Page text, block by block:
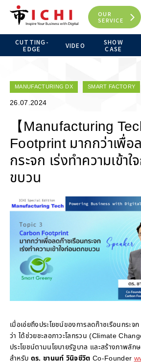
OUR
SERVICE
CUTTING-
EDGE
VIDEO
SHOW
CASE
MANUFACTURING DX SMART FACTORY
26.07.2024
【Manufacturing
Footprint มากกว่าเพื่อ
กระจก เร่งทำความเข้า
ขบวน
เมื่อเอ่ยถึงประโยชน์ของการลดก๊าซเรือนกระจ
ว่า ได้ช่วยชะลอภาวะโลกรวน (Climate
ประโยชน์ตามนโยบายรัฐบาล และสร้างภาพลั
สำหรับ ดร. ชานนท์ วินิจชีวิต Co-Founder